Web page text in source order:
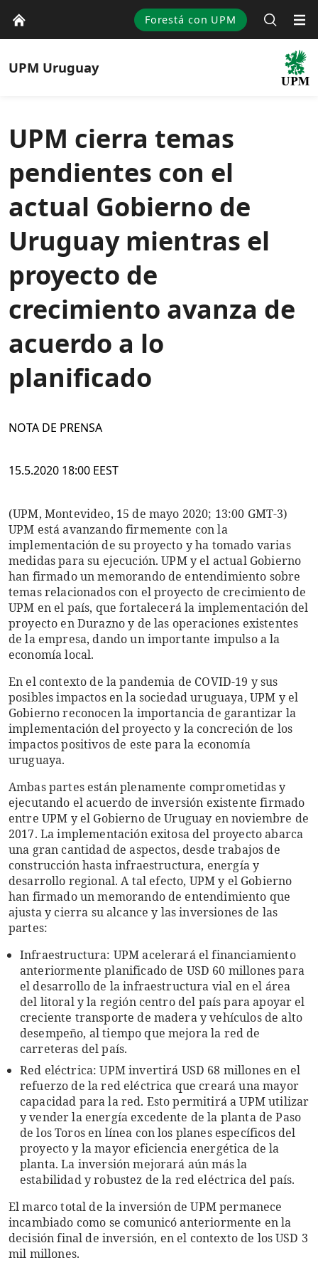
Forestá con UPM
UPM Uruguay
UPM cierra temas
pendientes con el
actual Gobierno de
Uruguay mientras el
proyecto de
crecimiento avanza de
acuerdo a lo
planificado
NOTA DE PRENSA
15.5.2020 18:00 EEST
(UPM, Montevideo, 15 de mayo 2020; 13:00 GMT-3)
UPM está avanzando firmemente con la
implementación de su proyecto y ha tomado varias
medidas para su ejecución. UPM y el actual Gobierno
han firmado un memorando de entendimiento sobre
temas relacionados con el proyecto de crecimiento de
UPM en el país, que fortalecerá la implementación del
proyecto en Durazno y de las operaciones existentes
de la empresa, dando un importante impulso a la
economía local.
En el contexto de la pandemia de COVID-19 y sus
posibles impactos en la sociedad uruguaya, UPM y el
Gobierno reconocen la importancia de garantizar la
implementación del proyecto y la concreción de los
impactos positivos de este para la economía
uruguaya.
Ambas partes están plenamente comprometidas y
ejecutando el acuerdo de inversión existente firmado
entre UPM y el Gobierno de Uruguay en noviembre de
2017. La implementación exitosa del proyecto abarca
una gran cantidad de aspectos, desde trabajos de
construcción hasta infraestructura, energía y
desarrollo regional. A tal efecto, UPM y el Gobierno
han firmado un memorando de entendimiento que
ajusta y cierra su alcance y las inversiones de las
partes:
Infraestructura: UPM acelerará el financiamiento
anteriormente planificado de USD 60 millones para
el desarrollo de la infraestructura vial en el área
del litoral y la región centro del país para apoyar el
creciente transporte de madera y vehículos de alto
desempeño, al tiempo que mejora la red de
carreteras del país.
Red eléctrica: UPM invertirá USD 68 millones en el
refuerzo de la red eléctrica que creará una mayor
capacidad para la red. Esto permitirá a UPM utilizar
y vender la energía excedente de la planta de Paso
de los Toros en línea con los planes específicos del
proyecto y la mayor eficiencia energética de la
planta. La inversión mejorará aún más la
estabilidad y robustez de la red eléctrica del país.
El marco total de la inversión de UPM permanece
incambiado como se comunicó anteriormente en la
decisión final de inversión, en el contexto de los USD 3
mil millones.